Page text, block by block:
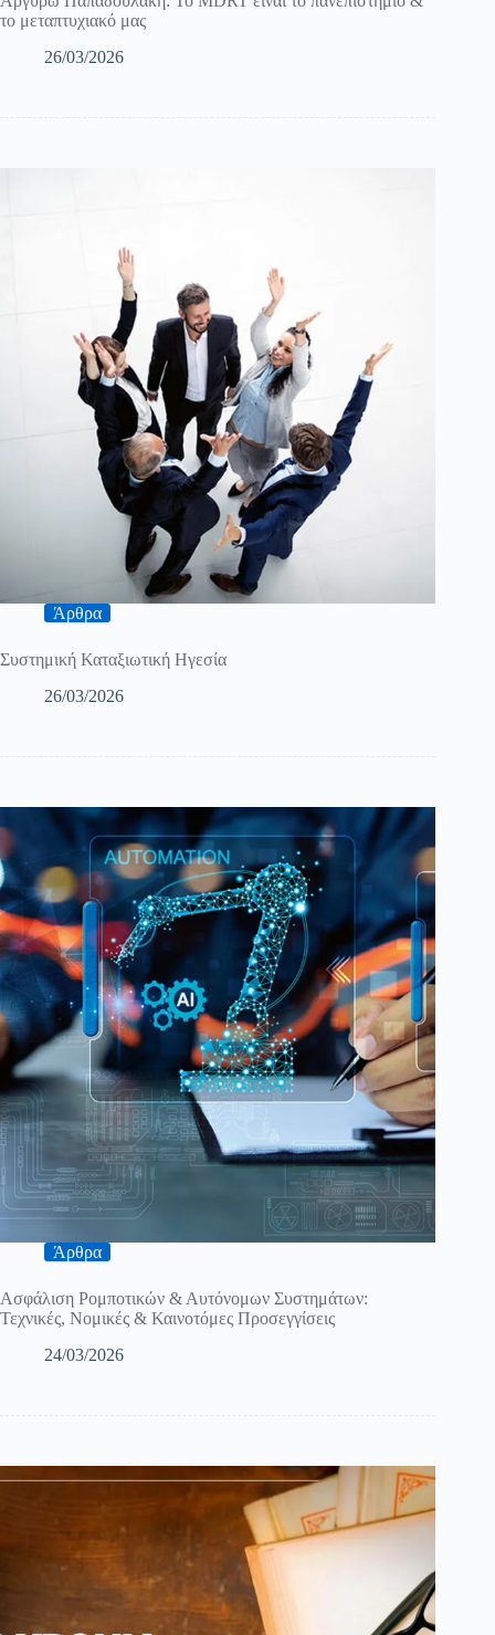
το μεταπτυχιακό μας
26/03/2026
Άρθρα
Συστημική Καταξιωτική Ηγεσία
26/03/2026
Άρθρα
Ασφάλιση Ρομποτικών & Αυτόνομων Συστημάτων:
Τεχνικές, Νομικές & Καινοτόμες Προσεγγίσεις
24/03/2026